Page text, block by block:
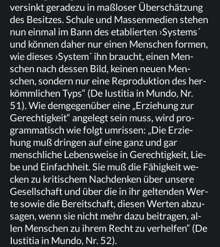
ver­sinkt ge­ra­de­zu in maß­lo­ser Über­schät­zung
des Be­sit­zes. Schu­le und Mas­sen­me­di­en ste­hen
nun ein­mal im Bann des eta­blier­ten ›Sys­tems´
und kön­nen da­her nur ei­nen Men­schen for­men,
wie die­ses ›Sys­tem´ ihn braucht, ei­nen Men­
schen nach des­sen Bild, kei­nen neu­en Men­
schen, son­dern nur eine Re­pro­duk­ti­on des her­
kömm­li­chen Typs“ (De Ius­ti­tia in Mun­do, Nr.
51). Wie dem­ge­gen­über eine „Er­zie­hung zur
Ge­rech­tig­keit“ an­ge­legt sein muss, wird pro­
gram­ma­tisch wie folgt um­ris­sen: „Die Er­zie­
hung muß drin­gen auf eine ganz und gar
mensch­li­che Le­bens­wei­se in Ge­rech­tig­keit, Lie­
be und Ein­fach­heit. Sie muß die Fä­hig­keit we­
cken zu kri­ti­schem Nach­den­ken über un­se­re
Ge­sell­schaft und über die in ihr gel­ten­den Wer­
te so­wie die Be­reit­schaft, die­sen Wer­ten ab­zu­
sa­gen, wenn sie nicht mehr dazu bei­tra­gen, al­
len Men­schen zu ih­rem Recht zu ver­hel­fen“ (De
Ius­ti­tia in Mun­do, Nr. 52).